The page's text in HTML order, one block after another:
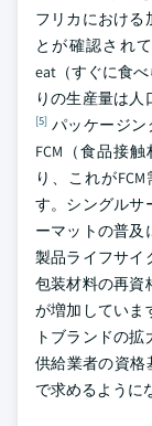
フリカにおける
とが確認され
eat（すぐに食
りの生産量は人
[5] パッケージ
FCM（食品接
り、これが
す。シングルサ
ーマットの普及
製品ライフサイ
包装材料の再資
が増加していま
トブランドの
供給業者の資格
で求めるように